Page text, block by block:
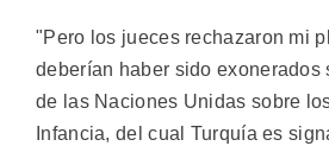
"Pero los jueces rechazaron mi
deberían haber sido exonerados
de las Naciones Unidas sobre
Infancia, del cual Turquía es